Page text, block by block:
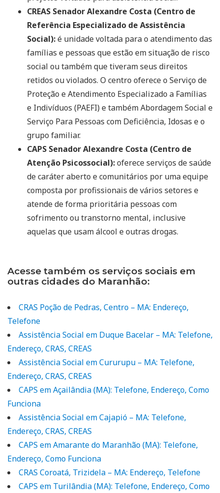
CREAS Senador Alexandre Costa (Centro de
Referência Especializado de Assistência
Social):é unidade voltada para o atendimento das
famílias e pessoas que estão em situação de risco
social ou também que tiveram seus direitos
retidos ou violados. O centro oferece o Serviço de
Proteção e Atendimento Especializado a Famílias
e Indivíduos (PAEFI) e também Abordagem Social e
Serviço Para Pessoas com Deficiência, Idosas e o
grupo familiar.
CAPS Senador Alexandre Costa (Centro de
Atenção Psicossocial):oferece serviços de saúde
de caráter aberto e comunitários por uma equipe
composta por profissionais de vários setores e
atende de forma prioritária pessoas com
sofrimento ou transtorno mental, inclusive
aquelas que usam álcool e outras drogas.
Acesse também os serviços sociais em
outras cidades do Maranhão:
CRAS Poção de Pedras, Centro – MA: Endereço,
Telefone
Assistência Social em Duque Bacelar – MA: Telefone,
Endereço, CRAS, CREAS
Assistência Social em Cururupu – MA: Telefone,
Endereço, CRAS, CREAS
CAPS em Açailândia (MA): Telefone, Endereço, Como
Funciona
Assistência Social em Cajapió – MA: Telefone,
Endereço, CRAS, CREAS
CAPS em Amarante do Maranhão (MA): Telefone,
Endereço, Como Funciona
CRAS Coroatá, Trizidela – MA: Endereço, Telefone
CAPS em Turilândia (MA): Telefone, Endereço, Como